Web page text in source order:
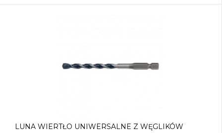
LUNA WIERTŁO UNIWERSALNE Z WĘGLIKÓW